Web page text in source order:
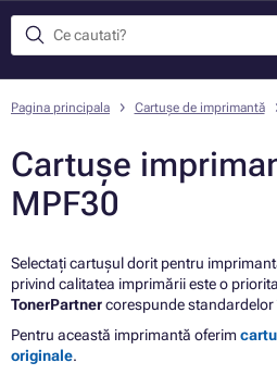
Pagina principala Cartușe de imprimantă
Cartușe
MPF30
Selectați cartușul dorit pentru
privind calitatea imprimării este o
TonerPartnercorespunde standardelor
Pentru această imprimantă oferim
originale.